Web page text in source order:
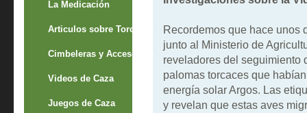
La Medicación
Articulos sobre Torcaces
Cimbeleras y Accesorios
Videos de Caza
Juegos de Caza
Recordemos que hace unos
junto al Ministerio de
reveladores del seguimiento
palomas torcaces que
energía solar Argos. Las
y revelan que estas aves